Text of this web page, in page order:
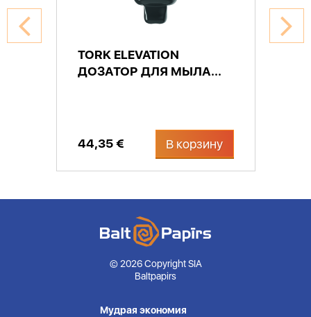
TORK ELEVATION
ДОЗАТОР ДЛЯ МЫЛА...
44,35 € В корзину
© 2026 Copyright SIA
Baltpapirs
Мудрая экономия